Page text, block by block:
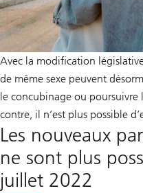
Avec la modification
de même sexe peuvent
le concubinage ou
contre, il n’est plus possible
Les nouveaux
ne sont plus
juillet 2022